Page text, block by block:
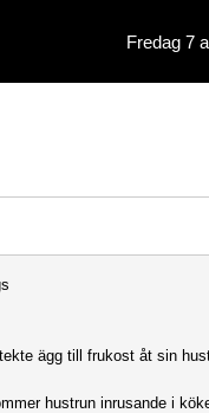
Fredag 7
ägg till frukost åt sin
hustrun inrusande i